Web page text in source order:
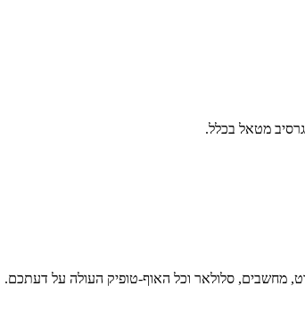
מטאל בכלל.
מחשבים, סלולאר וכל האוף-טופיק העולה על דעתכם.